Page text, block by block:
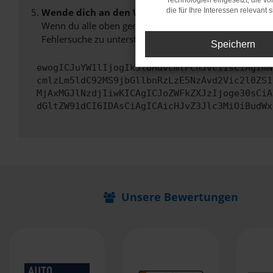
Wende dich an den Webseitenbetreiber.
Wenn du alle oben genannten Schritte versucht hast,
Fehlersuche zu unterstützen:
Unsere Bewertungen
die für Ihre Interessen relevant
Speichern